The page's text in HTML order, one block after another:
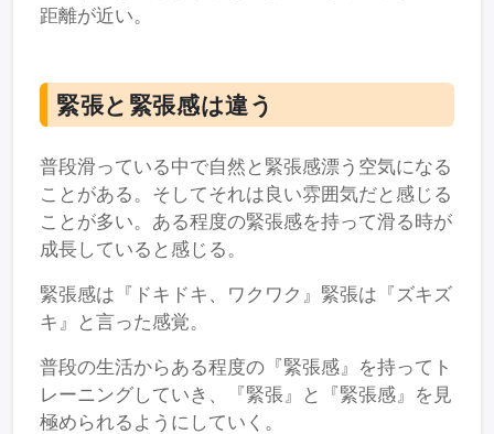
距離が近い。
緊張と緊張感は違う
普段滑っている中で自然と緊張感漂う空気になる
ことがある。そしてそれは良い雰囲気だと感じる
ことが多い。ある程度の緊張感を持って滑る時が
成長していると感じる。
緊張感は『ドキドキ、ワクワク』緊張は『ズキズ
キ』と言った感覚。
普段の生活からある程度の『緊張感』を持ってト
レーニングしていき、『緊張』と『緊張感』を見
極められるようにしていく。